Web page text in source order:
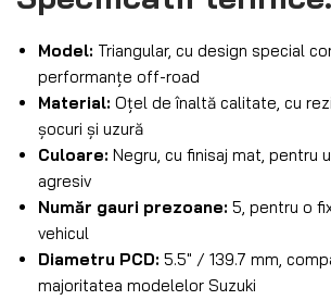
Model: Triangular, cu design special
performanțe off-road
Material: Oțel de înaltă calitate, cu
șocuri și uzură
Culoare: Negru, cu finisaj mat, pentru
agresiv
Număr gauri prezoane: 5, pentru o
vehicul
Diametru PCD: 5.5″ / 139.7 mm,
majoritatea modelelor Suzuki